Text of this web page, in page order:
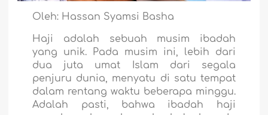
Oleh: Hassan Syamsi Basha
Haji adalah sebuah musim ibadah
yang unik. Pada musim ini, lebih dari
dua juta umat Islam dari segala
penjuru dunia, menyatu di satu tempat
dalam rentang waktu beberapa minggu.
Adalah pasti, bahwa ibadah haji